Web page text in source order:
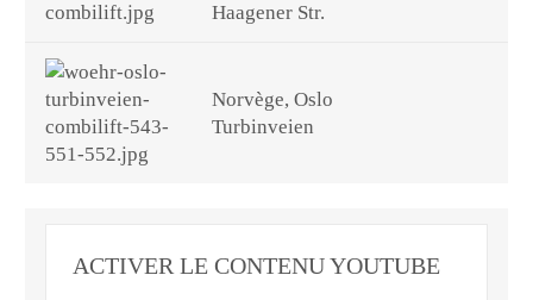
Haagener Str.
Norvège, Oslo
Turbinveien
ACTIVER LE CONTENU YOUTUBE